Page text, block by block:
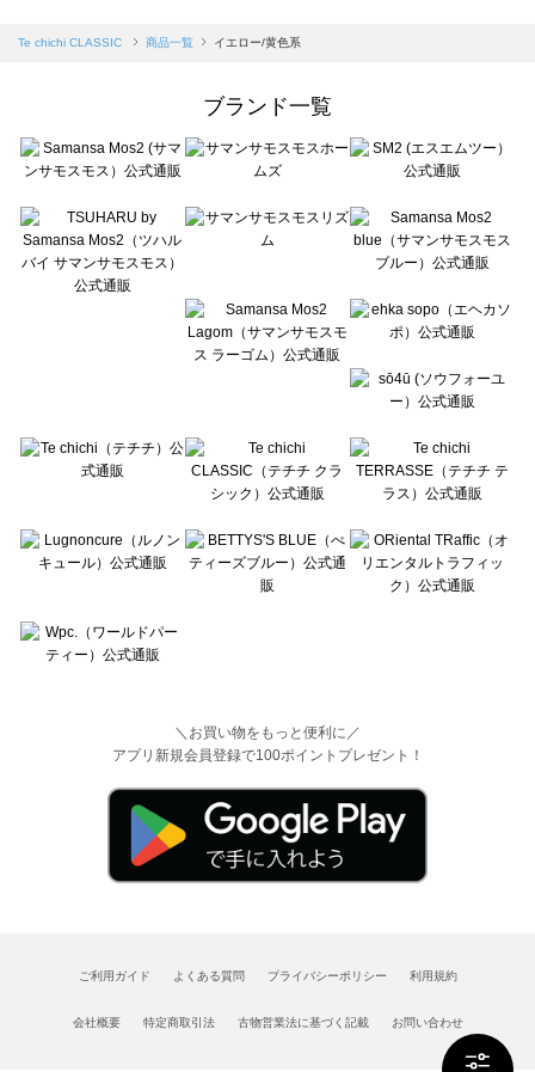
Samansa Mos2 blue（サマンサモスモス ブルー）の一覧
Te chichi（テチチ）の一覧
Te chichi CLASSIC（テチチ クラシック）の一覧
Lugnoncure（ルノンキュール）の一覧
BETTY'S BLUE（べティーズブルー）の一覧
Wpc.（ワールドパーティー）の一覧
Te chichi CLASSIC 商品一覧 イエロー/黄色系
ブランド一覧
＼お買い物をもっと便利に／
アプリ新規会員登録で100ポイントプレゼント！
ご利用ガイド よくある質問 プライバシーポリシー 利用規約
会社概要 特定商取引法 古物営業法に基づく記載 お問い合わせ